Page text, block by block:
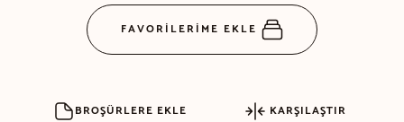
FAVORİLERİME EKLE
BROŞÜRLERE EKLE
KARŞILAŞTIR